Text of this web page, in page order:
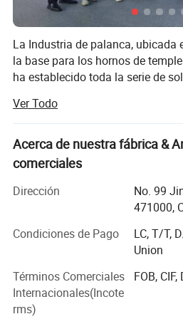
ráfaga de frío. A fin de
acero.
Índice Básico:
Función
Aplicación
La forma
Composición Aramida
Resistencia a la ruptura 353N
Apariencia
La Industria de palanca, ubicada
la base para los hornos de
ha establecido toda la serie de
satisfacer las demandas en las
arquitecturas, automoción,
automóviles y energía solar,
ofrecer la línea de producción de
vidrio plano de mayor
La estructura técnica-comercial
eficiencia y competencia
relaciones comerciales cliente-
Gama principal de productos:
Ver Todo
Acerca de nuestra fábrica &
comerciales
Dirección
No. 99
471000,
Condiciones de Pago
LC, T/T,
Union
Términos Comerciales
Internacionales(Incote
rms)
FOB, CIF,